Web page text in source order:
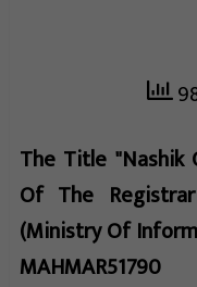
The Title "Nashik
Of The
(Ministry Of
MAHMAR51790